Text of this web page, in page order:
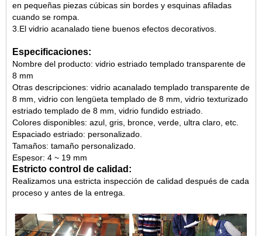
en pequeñas piezas cúbicas sin bordes y esquinas afiladas
cuando se rompa.
3.El vidrio acanalado tiene buenos efectos decorativos.
Especificaciones:
Nombre del producto: vidrio estriado templado transparente de
8 mm
Otras descripciones: vidrio acanalado templado transparente de
8 mm, vidrio con lengüeta templado de 8 mm, vidrio texturizado
estriado templado de 8 mm, vidrio fundido estriado.
Colores disponibles: azul, gris, bronce, verde, ultra claro, etc.
Espaciado estriado: personalizado.
Tamaños: tamaño personalizado.
Espesor: 4 ~ 19 mm
Estricto control de calidad:
Realizamos una estricta inspección de calidad después de cada
proceso y antes de la entrega.